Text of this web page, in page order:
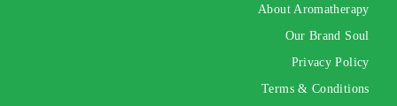
About Aromatherapy
Our Brand Soul
Privacy Policy
Terms & Conditions